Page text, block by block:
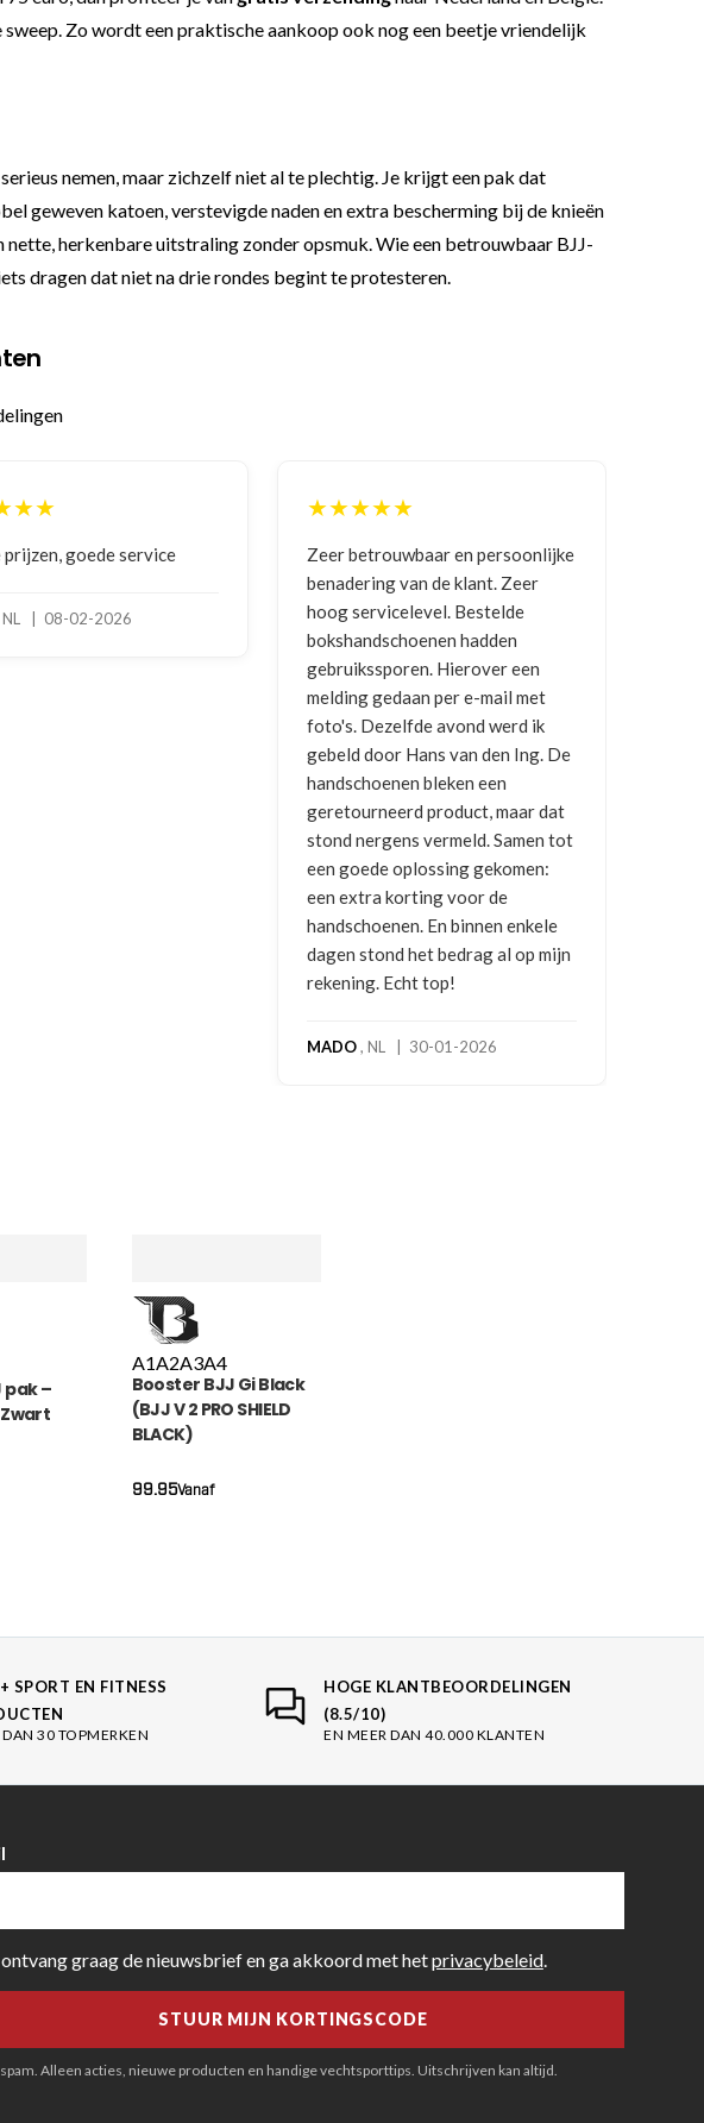
Zo wordt een praktische aankoop ook nog een beetje vriendelijk
nemen, maar zichzelf niet al te plechtig. Je krijgt een pak dat
geweven katoen, verstevigde naden en extra bescherming bij de knieën
herkenbare uitstraling zonder opsmuk. Wie een betrouwbaar BJJ-
dragen dat niet na drie rondes begint te protesteren.
prijzen, goede service
NL | 08-02-2026
★★★★★
Zeer betrouwbaar en persoonlijke
benadering van de klant. Zeer
hoog servicelevel. Bestelde
bokshandschoenen hadden
gebruikssporen. Hierover een
melding gedaan per e-mail met
foto's. Dezelfde avond werd ik
gebeld door Hans van den Ing. De
handschoenen bleken een
geretourneerd product, maar dat
stond nergens vermeld. Samen tot
een goede oplossing gekomen:
een extra korting voor de
handschoenen. En binnen enkele
dagen stond het bedrag al op mijn
rekening. Echt top!
MADO, NL | 30-01-2026
pak –
A1A2A3A4
Booster BJJ Gi Black
(BJJ V 2 PRO SHIELD
BLACK)
Vanaf
99.95
SPORT EN FITNESS
DAN 30 TOPMERKEN
HOGE KLANTBEOORDELINGEN
(8.5/10)
EN MEER DAN 40.000 KLANTEN
graag de nieuwsbrief en ga akkoord met hetprivacybeleid.
Alleen acties, nieuwe producten en handige vechtsporttips. Uitschrijven kan altijd.